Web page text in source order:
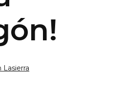
Lasierra